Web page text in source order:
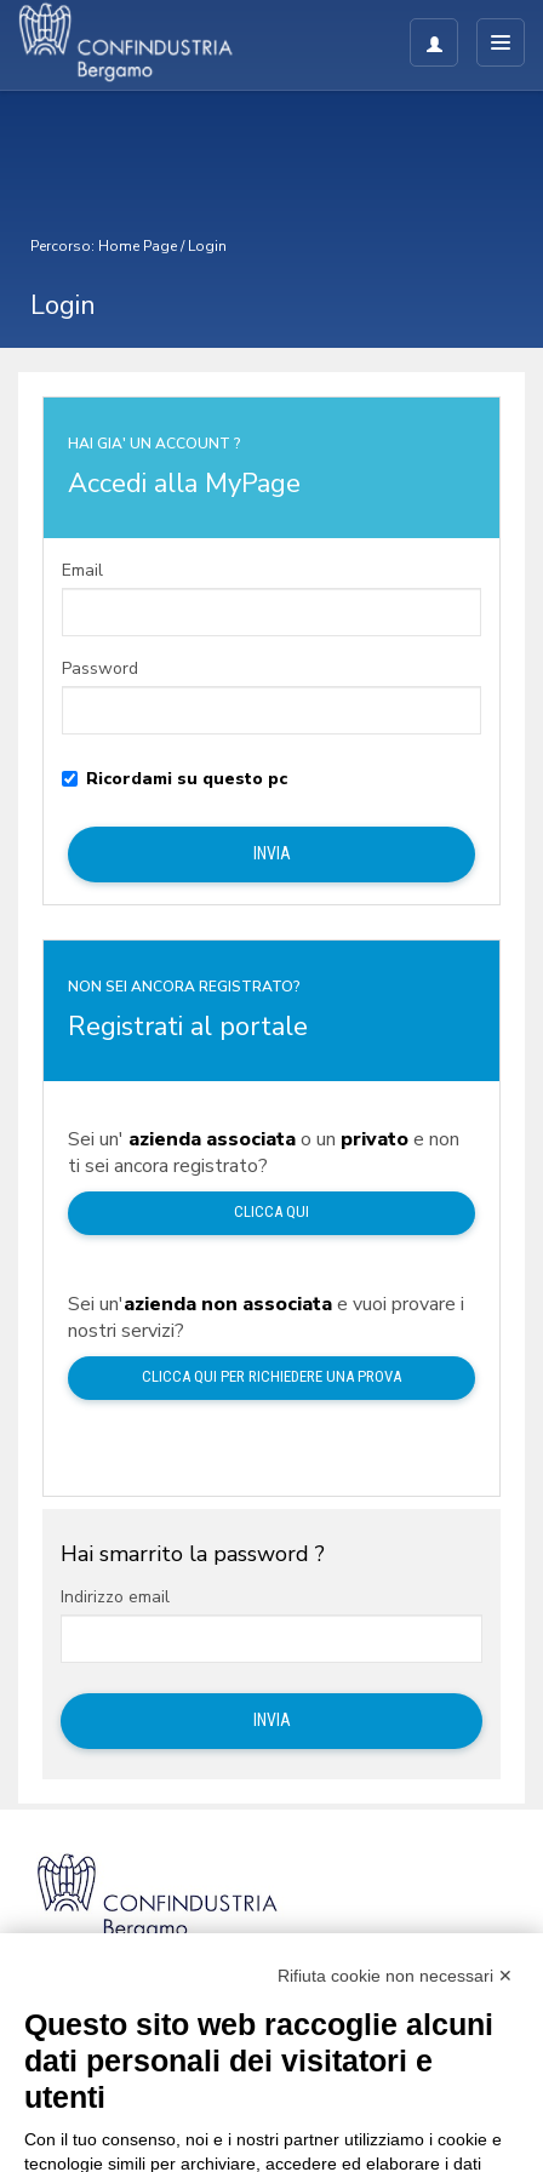
Percorso: Home Page/Login
Login
NON SEI ANCORA REGISTRATO?
Registrati al portale
Sei un' azienda associatao un privatoe non
ti sei ancora registrato?
CLICCA QUI
Sei un'azienda non associatae vuoi provare i
nostri servizi?
CLICCA QUI PER RICHIEDERE UNA PROVA
HAI GIA' UN ACCOUNT ?
Accedi alla MyPage
Email
Password
Ricordami su questo pc
Hai smarrito la password ?
Indirizzo email
Codice Fiscale: 80021750163 | PEC:
info@pec.confindustriabergamo.it
CONFINDUSTRIA BERGAMO
Rifiuta cookie non necessari ✕
Questo sito web raccoglie alcuni
dati personali dei visitatori e
utenti
Con il tuo consenso, noi e i nostri partner utilizziamo i cookie e
tecnologie simili per archiviare, accedere ed elaborare i dati